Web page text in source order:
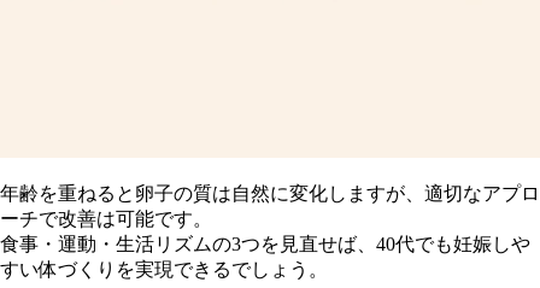
年齢を重ねると卵子の質は自然に変化しますが、適切なアプロ
ーチで改善は可能です。
食事・運動・生活リズムの3つを見直せば、40代でも妊娠しや
すい体づくりを実現できるでしょう。